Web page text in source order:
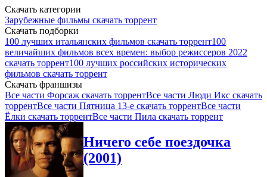
Скачать категории
Зарубежные фильмы скачать торрент
Скачать подборки
100 лучших итальянских фильмов скачать торрент100
величайших фильмов всех времен: выбор режиссеров 2022
скачать торрент100 лучших российских исторических
фильмов скачать торрент
Скачать франшизы
Все части Форсаж скачать торрентВсе части Люди Икс скачать
торрентВсе части Пятница 13-е скачать торрентВсе части
Ёлки скачать торрентВсе части Пила скачать торрент
Ничего себе поездочка
(2001)